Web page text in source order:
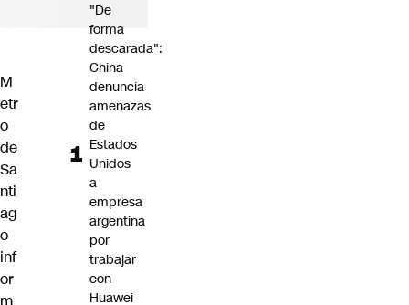
M
etr
o
de
Sa
nti
ag
o
inf
or
"De
forma
descarada":
China
denuncia
amenazas
de
Estados
Unidos
a
empresa
argentina
por
trabajar
con
Huawei